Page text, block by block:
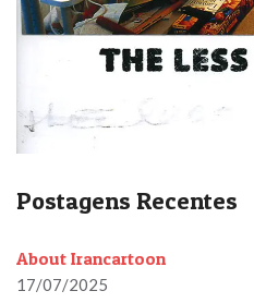
Postagens Recentes
About Irancartoon
17/07/2025